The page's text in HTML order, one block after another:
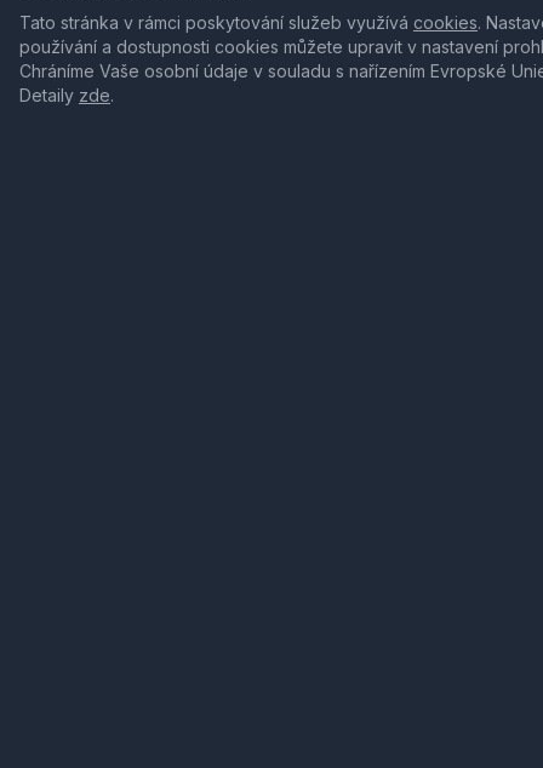
Tato stránka v rámci poskytování služeb využívá cookies.
používání a dostupnosti cookies můžete upravit v nastavení
Chráníme Vaše osobní údaje v souladu s nařízením Evropské
Detaily zde.